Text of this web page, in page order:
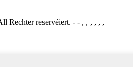
Rechter reservéiert. - - , , , , , ,